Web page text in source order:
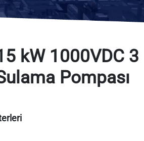
kW 1000VDC 3
Pompası